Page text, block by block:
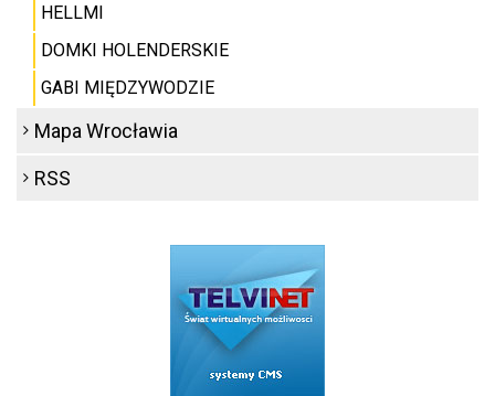
HELLMI
DOMKI HOLENDERSKIE
GABI MIĘDZYWODZIE
Mapa Wrocławia
RSS